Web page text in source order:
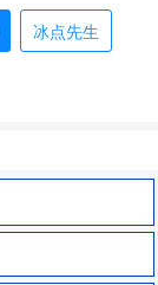
冰点先生